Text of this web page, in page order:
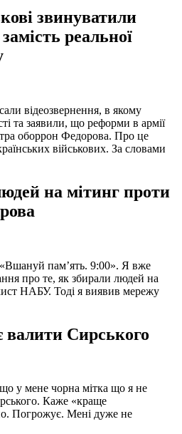
звинуватили
реальної
відеозвернення, в якому
та заявили, що реформи в армії
оборрон Федорова. Про це
військових. За словами
на мітинг проти
пам’ять. 9:00». Я вже
про те, як збирали людей на
НАБУ. Тоді я виявив мережу
валити Сирського
у мене чорна мітка що я не
Каже «краще
Погрожує. Мені дуже не